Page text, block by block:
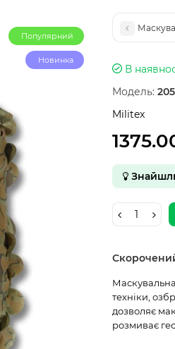
Популярний
Новинка
В
Модель:
Militex
техніки,
дозволяє
розмиває